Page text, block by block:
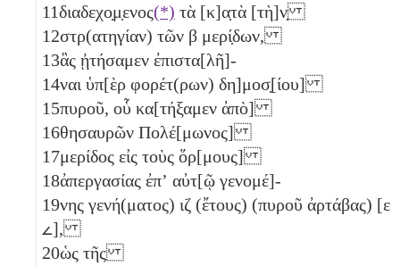
11διαδεχο̣μ̣ενος(*) τὰ [κ]α̣τὰ [τὴ]ν̣
12στρ(ατηγίαν) τῶν β μερί̣δων,
13ἃς ᾐτήσαμεν ἐπιστα[λῆ]-
14ναι ὑπ[ὲρ φορέτ(ρων) δη]μοσ̣[ίου]
15πυροῦ, οὗ κα[τήξαμεν ἀπὸ]
16θησαυρῶν Πολέ[μωνος]
17μερίδος εἰς τοὺς ὅρ[μους]
18ἀπεργασίας ἐπʼ αὐτ[ῷ γενομέ]-
19νης γενή(ματος) ιζ (ἔτους) (πυροῦ ἀρτάβας) [ε
𐅵],
20ὡς τῆς